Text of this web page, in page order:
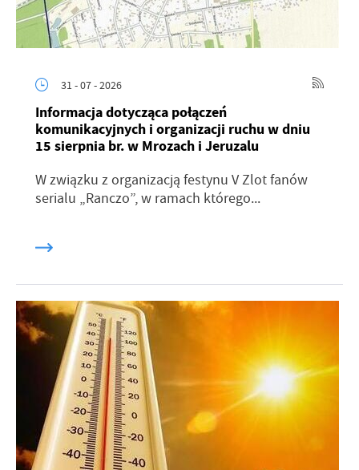
31 - 07 - 2026
Informacja dotycząca połączeń
komunikacyjnych i organizacji ruchu w dniu
15 sierpnia br. w Mrozach i Jeruzalu
W związku z organizacją festynu V Zlot fanów
serialu „Ranczo”, w ramach którego...